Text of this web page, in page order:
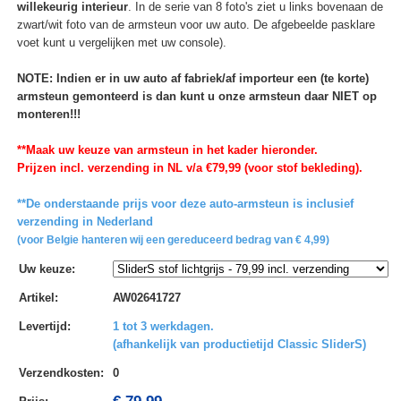
willekeurig interieur. In de serie van 8 foto's ziet u links bovenaan de
zwart/wit foto van de armsteun voor uw auto. De afgebeelde pasklare
voet kunt u vergelijken met uw console).
NOTE: Indien er in uw auto af fabriek/af importeur een (te korte)
armsteun gemonteerd is dan kunt u onze armsteun daar NIET op
monteren!!!
**Maak uw keuze van armsteun in het kader hieronder.
Prijzen incl. verzending in NL v/a €79,99 (voor stof bekleding).
**De onderstaande prijs voor deze auto-armsteun is inclusief
verzending in Nederland
(voor Belgie hanteren wij een gereduceerd bedrag van € 4,99)
Uw keuze:
Artikel : AW02641727
Levertijd :
1 tot 3 werkdagen.
(afhankelijk van productietijd Classic SliderS)
Verzendkosten: 0